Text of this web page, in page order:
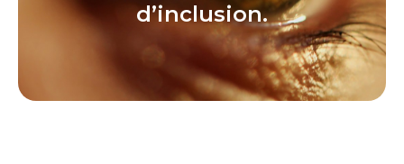
d’inclusion.